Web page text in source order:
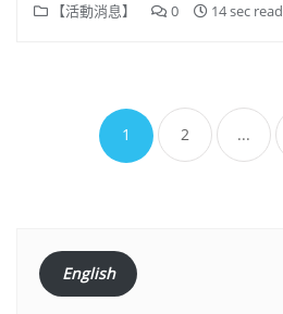
【活動消息】 0 14 sec read
章
分
頁
1 2 ...
English